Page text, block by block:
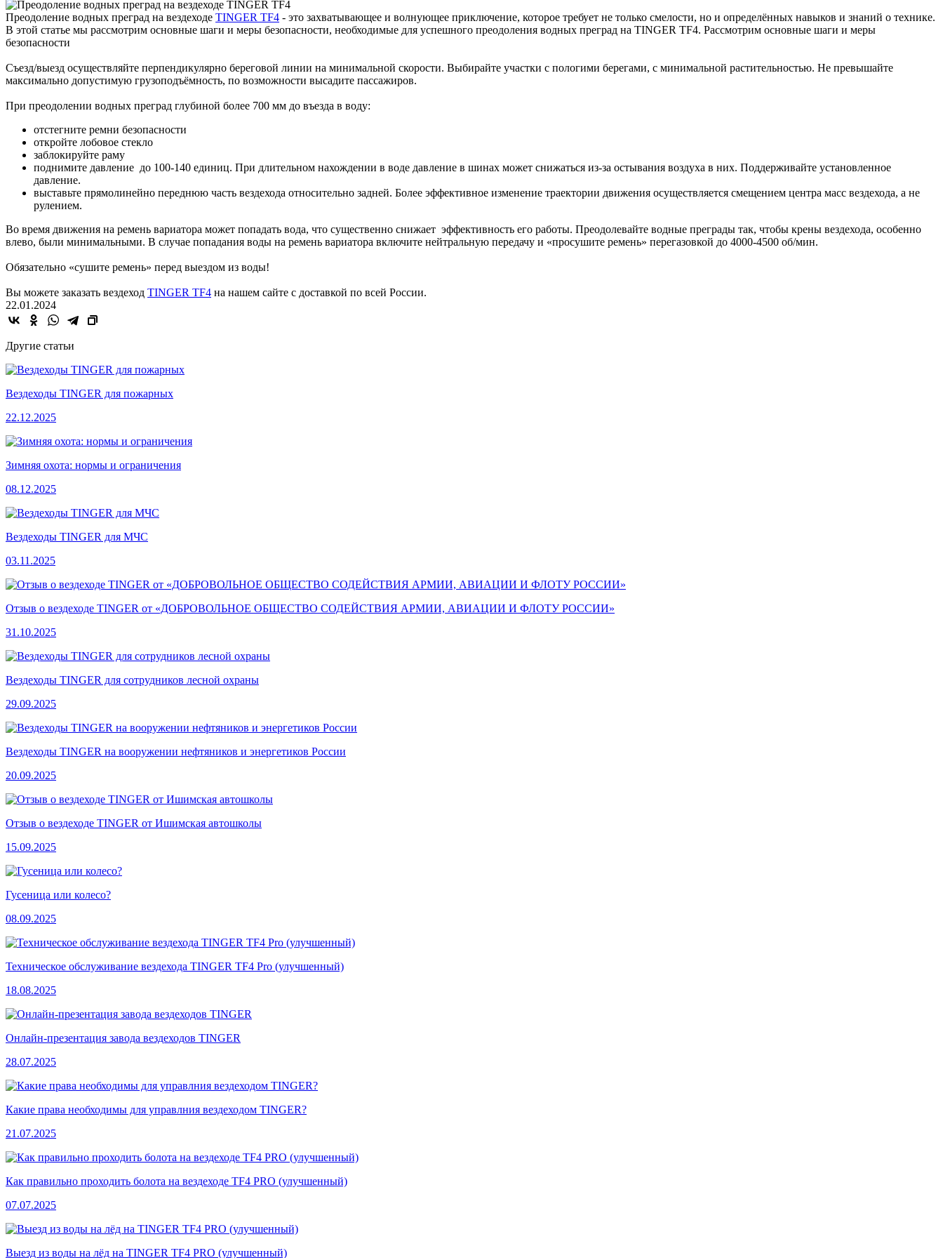
Преодоление водных преград на вездеходе TINGER TF4 - это захватывающее и волнующее приключение, которое требует не только смелости, но и определённых навыков и знаний о технике.
В этой статье мы рассмотрим основные шаги и меры безопасности, необходимые для успешного преодоления водных преград на TINGER TF4. Рассмотрим основные шаги и меры
безопасности
Съезд/выезд осуществляйте перпендикулярно береговой линии на минимальной скорости. Выбирайте участки с пологими берегами, с минимальной растительностью. Не превышайте
максимально допустимую грузоподъёмность, по возможности высадите пассажиров.
При преодолении водных преград глубиной более 700 мм до въезда в воду:
отстегните ремни безопасности
откройте лобовое стекло
заблокируйте раму
поднимите давление до 100-140 единиц. При длительном нахождении в воде давление в шинах может снижаться из-за остывания воздуха в них. Поддерживайте установленное
давление.
выставьте прямолинейно переднюю часть вездехода относительно задней. Более эффективное изменение траектории движения осуществляется смещением центра масс вездехода, а не
рулением.
Во время движения на ремень вариатора может попадать вода, что существенно снижает эффективность его работы. Преодолевайте водные преграды так, чтобы крены вездехода, особенно
влево, были минимальными. В случае попадания воды на ремень вариатора включите нейтральную передачу и «просушите ремень» перегазовкой до 4000-4500 об/мин.
Обязательно «сушите ремень» перед выездом из воды!
Вы можете заказать вездеход TINGER TF4 на нашем сайте с доставкой по всей России.
22.01.2024
Другие статьи
Вездеходы TINGER для пожарных
22.12.2025
Зимняя охота: нормы и ограничения
08.12.2025
Вездеходы TINGER для МЧС
03.11.2025
Отзыв о вездеходе TINGER от «ДОБРОВОЛЬНОЕ ОБЩЕСТВО СОДЕЙСТВИЯ АРМИИ, АВИАЦИИ И ФЛОТУ РОССИИ»
31.10.2025
Вездеходы TINGER для сотрудников лесной охраны
29.09.2025
Вездеходы TINGER на вооружении нефтяников и энергетиков России
20.09.2025
Отзыв о вездеходе TINGER от Ишимская автошколы
15.09.2025
Гусеница или колесо?
08.09.2025
Техническое обслуживание вездехода TINGER TF4 Pro (улучшенный)
18.08.2025
Онлайн-презентация завода вездеходов TINGER
28.07.2025
Какие права необходимы для управлния вездеходом TINGER?
21.07.2025
Как правильно проходить болота на вездеходе TF4 PRO (улучшенный)
07.07.2025
Выезд из воды на лёд на TINGER TF4 PRO (улучшенный)